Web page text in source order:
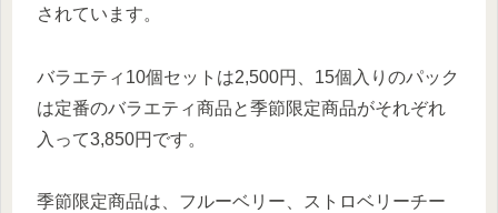
されています。
バラエティ10個セットは2,500円、15個入りのパック
は定番のバラエティ商品と季節限定商品がそれぞれ
入って3,850円です。
季節限定商品は、フルーベリー、ストロベリーチー